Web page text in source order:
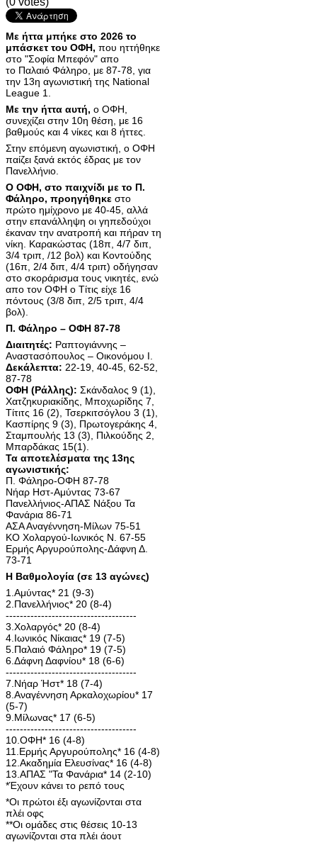
Με ήττα μπήκε στο 2026 το
μπάσκετ του ΟΦΗ, που ηττήθηκε
στο "Σοφία Μπεφόν" απο
το Παλαιό Φάληρο, με 87-78, για
την 13η αγωνιστική της National
League 1.
Με την ήττα αυτή, ο ΟΦΗ,
συνεχίζει στην 10η θέση, με 16
βαθμούς και 4 νίκες και 8 ήττες.
Στην επόμενη αγωνιστική, ο ΟΦΗ
παίζει ξανά εκτός έδρας με τον
Πανελλήνιο.
Ο ΟΦΗ, στο παιχνίδι με το Π.
Φάληρο, προηγήθηκε στο
πρώτο ημίχρονο με 40-45, αλλά
στην επανάλληψη οι γηπεδούχοι
έκαναν την ανατροπή και πήραν τη
νίκη. Καρακώστας (18π, 4/7 διπ,
3/4 τριπ, /12 βολ) και Κοντούδης
(16π, 2/4 διπ, 4/4 τριπ) οδήγησαν
στο σκοράρισμα τους νικητές, ενώ
απο τον ΟΦΗ ο Τίτις είχε 16
πόντους (3/8 διπ, 2/5 τριπ, 4/4
βολ).
Π. Φάληρο – ΟΦΗ 87-78
Διαιτητές: Ραπτογιάννης –
Αναστασόπουλος – Οικονόμου Ι.
Δεκάλεπτα: 22-19, 40-45, 62-52,
87-78
ΟΦΗ (Ράλλης): Σκάνδαλος 9 (1),
Χατζηκυριακίδης, Μποχωρίδης 7,
Τίτιτς 16 (2), Τσερκιτσόγλου 3 (1),
Κασπίρης 9 (3), Πρωτογεράκης 4,
Σταμπουλής 13 (3), Πιλκούδης 2,
Μπαρδάκας 15(1).
Τα αποτελέσματα της 13ης
αγωνιστικής:
Π. Φάληρο-ΟΦΗ 87-78
Νήαρ Ηστ-Αμύντας 73-67
Πανελλήνιος-ΑΠΑΣ Νάξου Τα
Φανάρια 86-71
ΑΣΑ Αναγέννηση-Μίλων 75-51
ΚΟ Χολαργού-Ιωνικός Ν. 67-55
Ερμής Αργυρούπολης-Δάφνη Δ.
73-71
Η Βαθμολογία (σε 13 αγώνες)
1.Αμύντας* 21 (9-3)
2.Πανελλήνιος* 20 (8-4)
-------------------------------------
3.Χολαργός* 20 (8-4)
4.Ιωνικός Νίκαιας* 19 (7-5)
5.Παλαιό Φάληρο* 19 (7-5)
6.Δάφνη Δαφνίου* 18 (6-6)
-------------------------------------
7.Νήαρ Ήστ* 18 (7-4)
8.Αναγέννηση Αρκαλοχωρίου* 17
(5-7)
9.Μίλωνας* 17 (6-5)
-------------------------------------
10.ΟΦΗ* 16 (4-8)
11.Ερμής Αργυρούπολης* 16 (4-8)
12.Ακαδημία Ελευσίνας* 16 (4-8)
13.ΑΠΑΣ "Τα Φανάρια* 14 (2-10)
*Έχουν κάνει το ρεπό τους
*Οι πρώτοι έξι αγωνίζονται στα
πλέι οφς
**Οι ομάδες στις θέσεις 10-13
αγωνίζονται στα πλέι άουτ